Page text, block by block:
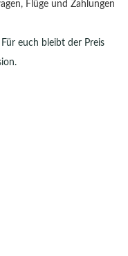
Flüge und Zahlungen
euch bleibt der Preis